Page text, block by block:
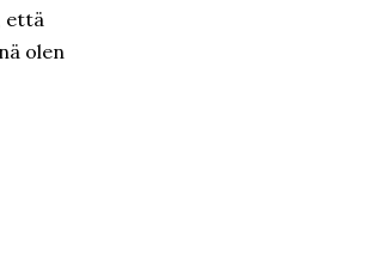
että
olen